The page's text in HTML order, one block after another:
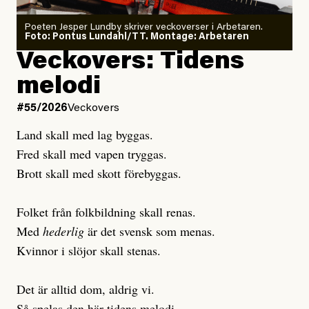
Publicerad6 August, 2026
Uppdaterad6 August, 2026
Joel Kellgren
Publicerad3 August, 2026
Uppdaterad3 August, 2026
Poeten Jesper Lundby skriver veckoverser i Arbetaren.
Foto: Pontus Lundahl/TT. Montage: Arbetaren
Veckovers: Tidens
melodi
#55/2026Veckovers
Land skall med lag byggas.
Fred skall med vapen tryggas.
Brott skall med skott förebyggas.
Folket från folkbildning skall renas.
Med hederlig är det svensk som menas.
Kvinnor i slöjor skall stenas.
Det är alltid dom, aldrig vi.